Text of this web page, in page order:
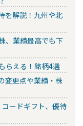
を解説！九州や北
、業績最高でも下
らえる！銘柄4選
変更点や業績・株
コードギフト、優待